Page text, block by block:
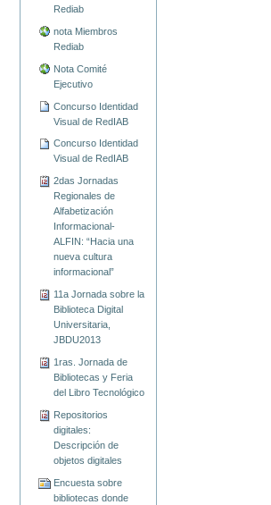
Rediab
nota Miembros
Rediab
Nota Comité
Ejecutivo
Concurso Identidad
Visual de RedIAB
Concurso Identidad
Visual de RedIAB
2das Jornadas
Regionales de
Alfabetización
Informacional-
ALFIN: “Hacia una
nueva cultura
informacional”
11a Jornada sobre la
Biblioteca Digital
Universitaria,
JBDU2013
1ras. Jornada de
Bibliotecas y Feria
del Libro Tecnológico
Repositorios
digitales:
Descripción de
objetos digitales
Encuesta sobre
bibliotecas donde